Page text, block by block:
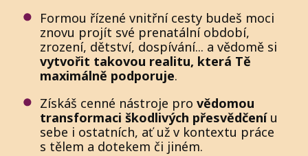
Formou řízené vnitřní cesty budeš moci
znovu projít své prenatální období,
zrození, dětství, dospívání... a vědomě si
vytvořit takovou realitu, která Tě
maximálně podporuje.
Získáš cenné nástroje provědomou
transformaci škodlivých přesvědčení u
sebe i ostatních, ať už v kontextu práce
s tělem a dotekem či jiném.